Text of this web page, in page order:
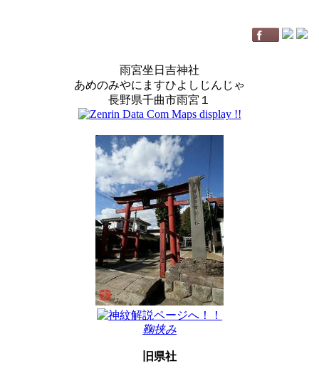
雨宮坐日吉神社
あめのみやにますひよしじんじゃ
長野県千曲市雨宮１
鞠挟み
旧県社